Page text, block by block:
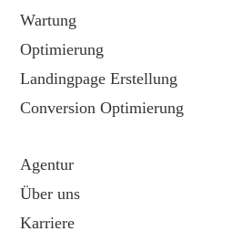
Wartung
Optimierung
Landingpage Erstellung
Conversion Optimierung
Agentur
Über uns
Karriere